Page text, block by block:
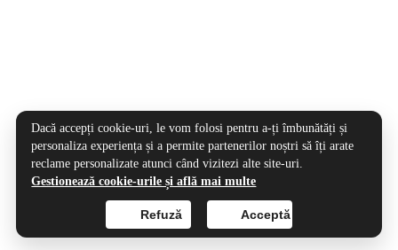
Dacă accepți cookie-uri, le vom folosi pentru a-ți îmbunătăți și
personaliza experiența și a permite partenerilor noștri să îți arate
reclame personalizate atunci când vizitezi alte site-uri.
Gestionează cookie-urile și află mai multe
Acceptă
Refuză